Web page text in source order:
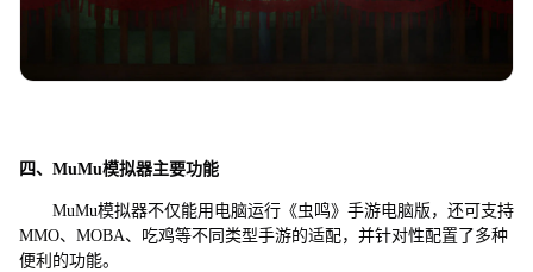
四、MuMu模拟器主要功能
MuMu模拟器不仅能用电脑运行《虫鸣》手游电脑版，还可支持
MMO、MOBA、吃鸡等不同类型手游的适配，并针对性配置了多种
便利的功能。